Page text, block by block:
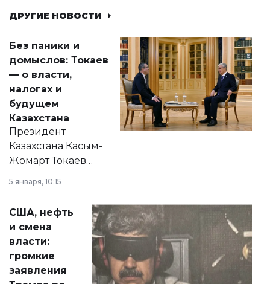
ДРУГИЕ НОВОСТИ
Без паники и
домыслов: Токаев
— о власти,
налогах и
будущем
Казахстана
Президент
Казахстана Касым-
Жомарт Токаев
сразу несколько
актуальных тем —
от слухов о
политических
реформах до
вопросов армии,
экономики и
5 января, 10:15
США, нефть
и смена
власти:
громкие
заявления